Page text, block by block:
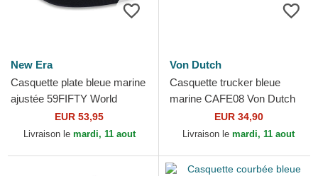
New Era
Casquette plate bleue marine
ajustée 59FIFTY World
Series 2009 Side Patch New
York Yankees MLB...
EUR 53,95
Livraison le mardi, 11 aout
Von Dutch
Casquette trucker bleue
marine CAFE08 Von Dutch
EUR 34,90
Livraison le mardi, 11 aout